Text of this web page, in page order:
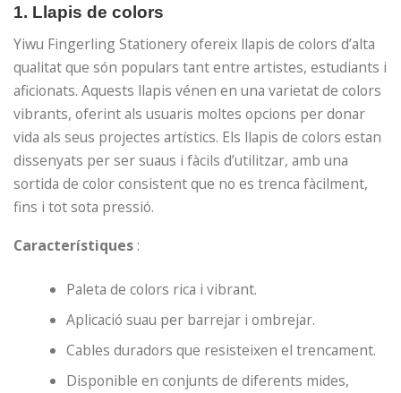
1. Llapis de colors
Yiwu Fingerling Stationery ofereix llapis de colors d’alta
qualitat que són populars tant entre artistes, estudiants i
aficionats. Aquests llapis vénen en una varietat de colors
vibrants, oferint als usuaris moltes opcions per donar
vida als seus projectes artístics. Els llapis de colors estan
dissenyats per ser suaus i fàcils d’utilitzar, amb una
sortida de color consistent que no es trenca fàcilment,
fins i tot sota pressió.
Característiques :
Paleta de colors rica i vibrant.
Aplicació suau per barrejar i ombrejar.
Cables duradors que resisteixen el trencament.
Disponible en conjunts de diferents mides,